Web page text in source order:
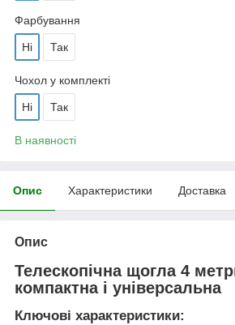
Фарбування
Ні Так
Чохол у комплекті
Ні Так
В наявності
Опис Характеристики Доставка
Опис
Телескопічна щогла 4
компактна і універсальна
Ключові характеристики: